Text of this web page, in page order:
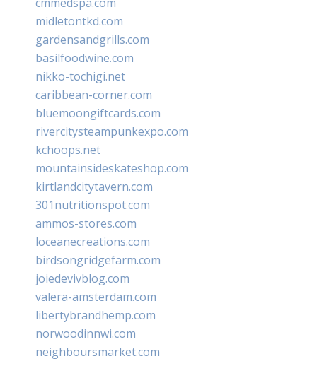
midletontkd.com
gardensandgrills.com
basilfoodwine.com
nikko-tochigi.net
caribbean-corner.com
bluemoongiftcards.com
rivercitysteampunkexpo.com
kchoops.net
mountainsideskateshop.com
kirtlandcitytavern.com
301nutritionspot.com
ammos-stores.com
loceanecreations.com
birdsongridgefarm.com
joiedevivblog.com
valera-amsterdam.com
libertybrandhemp.com
norwoodinnwi.com
neighboursmarket.com